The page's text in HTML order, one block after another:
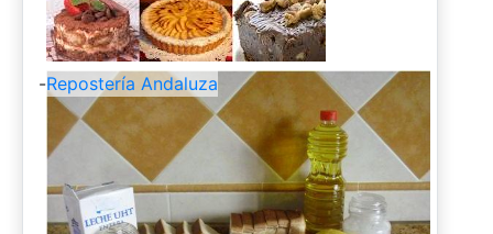
-Repostería Andaluza